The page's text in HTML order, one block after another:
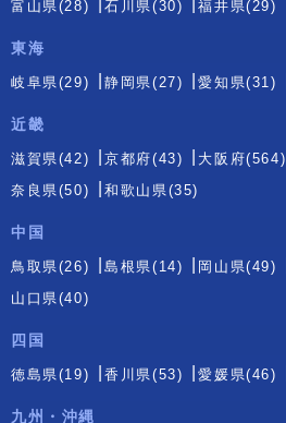
富山県(28) 石川県(30) 福井県(29)
東海
岐阜県(29) 静岡県(27) 愛知県(31)
近畿
滋賀県(42) 京都府(43) 大阪府(564)
奈良県(50)
和歌山県(35)
中国
鳥取県(26) 島根県(14) 岡山県(49)
山口県(40)
四国
徳島県(19) 香川県(53) 愛媛県(46)
九州・沖縄